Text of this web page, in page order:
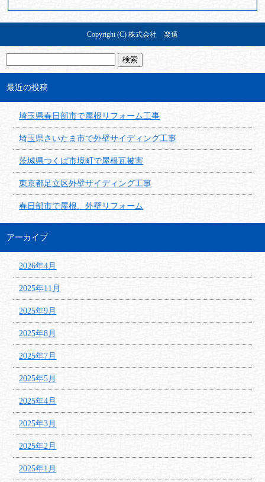
Copyright (C) 株式会社 楽遠
最近の投稿
埼玉県春日部市で屋根リフォーム工事
埼玉県さいたま市で外壁サイディング工事
茨城県つくば市境町で屋根瓦被害
東京都足立区外壁サイディング工事
春日部市で屋根、外壁リフォーム
アーカイブ
2026年4月
2025年11月
2025年9月
2025年8月
2025年7月
2025年5月
2025年4月
2025年3月
2025年2月
2025年1月